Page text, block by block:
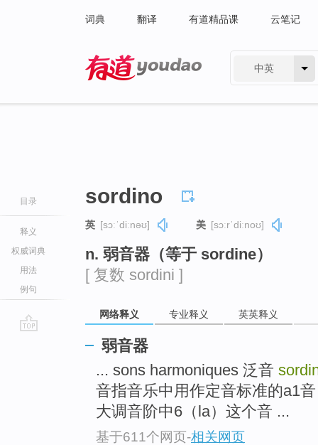
词典 翻译 有道精品课 云笔记
中英
目录
释义
权威词典
用法
例句
sordino
英 [sɔːˈdiːnəʊ] 美 [sɔːrˈdiːnoʊ]
n. 弱音器（等于 sordine）
[ 复数 sordini ]
网络释义 专业释义 英英释义
弱音器
... sons harmoniques 泛音
音指音乐中用作定音标准的a1
大调音阶中6（la）这个音 ...
基于611个网页-相关网页